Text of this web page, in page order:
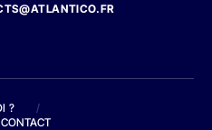
?
/
CONTACT